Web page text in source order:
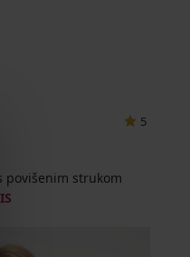
5
povišenim strukom